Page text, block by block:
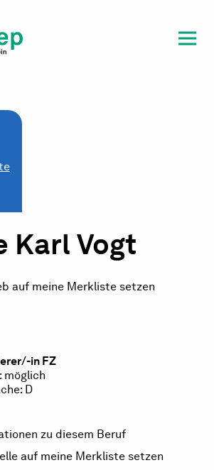
Karl Vogt
auf meine Merkliste setzen
in FZ
D
zu diesem Beruf
auf meine Merkliste setzen